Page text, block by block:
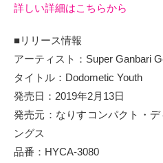
詳しい詳細はこちらから
■リリース情報
アーティスト：Super Ganbari
タイトル：Dodometic Youth
発売日：2019年2月13日
発売元：なりすコンパクト・
ングス
品番：HYCA-3080